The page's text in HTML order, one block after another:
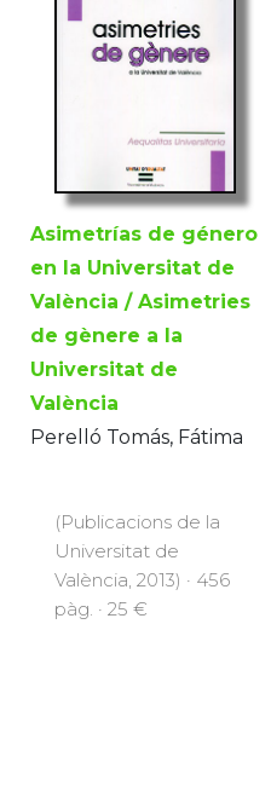
Asimetrías de género
en la Universitat de
València / Asimetries
de gènere a la
Universitat de
València
Perelló Tomás, Fátima
(Publicacions de la
Universitat de
València, 2013) · 456
pàg. · 25 €